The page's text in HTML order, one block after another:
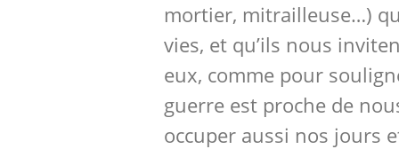
mortier, mitrailleuse…)
vies, et qu’ils nous
eux, comme pour
guerre est proche de
occuper aussi nos jours